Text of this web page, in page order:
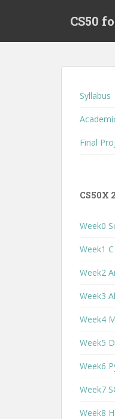
CS50
Syllabus
Final
CS50X
Week0
Week1 C
Week2
Week3
Week4
Week5
Week6
Week7
Week8